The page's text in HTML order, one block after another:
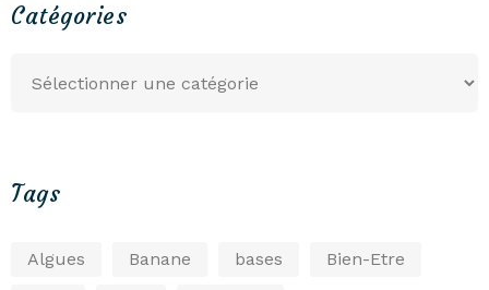
Catégories
Tags
Algues Banane bases Bien-Etre